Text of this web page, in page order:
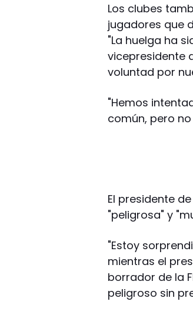
Los clubes
jugadores que
"La huelga ha
vicepresidente
voluntad por
"Hemos
común, pero
El presidente
"peligrosa" y
"Estoy
mientras el
borrador de la
peligroso sin